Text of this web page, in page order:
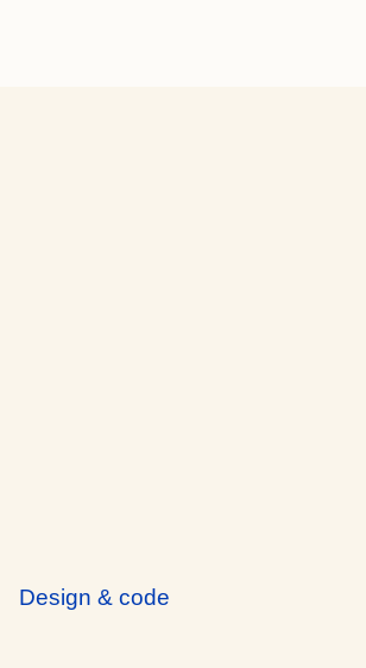
Design & code